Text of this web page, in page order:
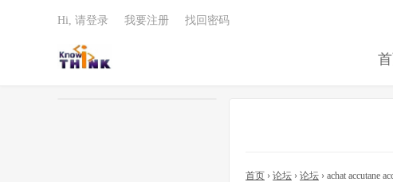
Hi, 请登录 我要注册 找回密码
首页 › 论坛 › 论坛 › achat accutane